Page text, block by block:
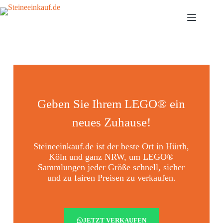
Geben Sie Ihrem LEGO® ein
neues Zuhause!
Steineeinkauf.de ist der beste Ort in Hürth,
Köln und ganz NRW, um LEGO®
Sammlungen jeder Größe schnell, sicher
und zu fairen Preisen zu verkaufen.
JETZT VERKAUFEN